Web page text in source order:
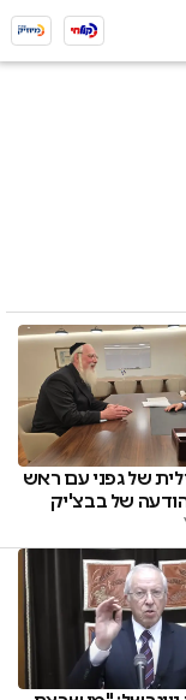
של גפני עם ראש
של בבצ'יק